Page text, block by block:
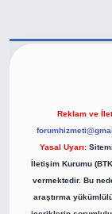
Reklam ve
Yasal Uyarı:
İletişim Kurumu
vermektedir. Bu
araştırma